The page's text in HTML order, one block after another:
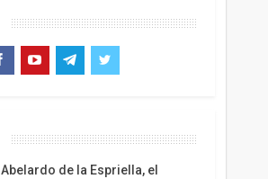
Abelardo de la Espriella, el